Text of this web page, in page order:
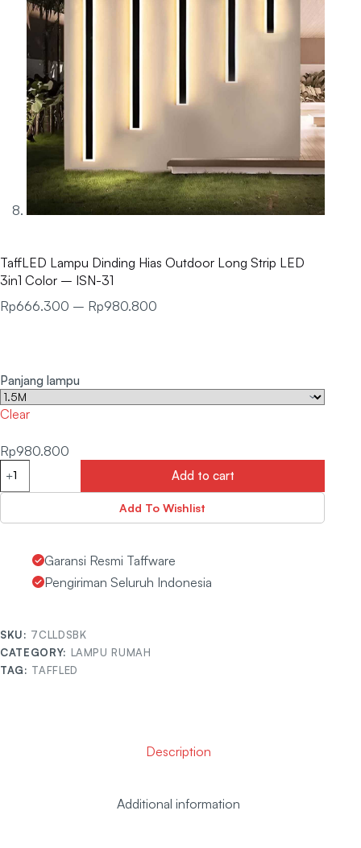
TaffLED Lampu Dinding Hias Outdoor Long Strip LED
3in1 Color – ISN-31
Rp666.300 – Rp980.800
Panjang lampu
Clear
Rp980.800
Add to cart
Add To Wishlist
Garansi Resmi Taffware
Pengiriman Seluruh Indonesia
SKU: 7CLLDSBK
CATEGORY: LAMPU RUMAH
TAG: TAFFLED
Description
Additional information